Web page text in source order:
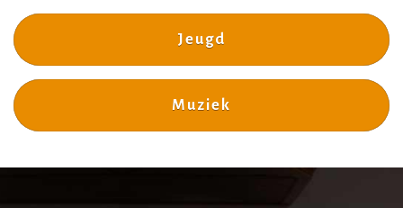
Jeugd
Muziek